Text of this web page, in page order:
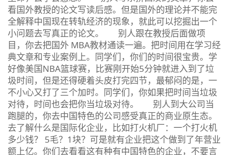
看国外教授的论文写读后感。但是国外的理论并不能完
全解释中国现在转轨经济的现象，就此可以挖掘出一个
小问题去写真正的论文。 别人跟在教授后面做项
目，你去把国外 MBA教材通读一遍。把时间用在学习经
典文章和专业案例上。同学们，你们的时间很宝贵。学
好像美国NBA篮球赛，比赛刚开始5分钟就进入到了垃
圾时间，但是还得硬着头皮打完四节，最郁闷的是，一
不小心又打了三个加时。同学们，你如果把时间当垃圾
对待，时间也会把你当垃圾对待。 别人到大公司当
跑腿的，你去中国特色的公司感受真正的商业原生态。
去了解什么是国际化企业，比如打火机厂：一个打火机
多少钱？ 5毛？1块？可是就有企业把这个做到了年营业
额上亿。你们去看看这有种有中国特色的企业，不要言